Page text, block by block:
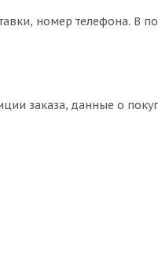
номер телефона. В
заказа, данные о